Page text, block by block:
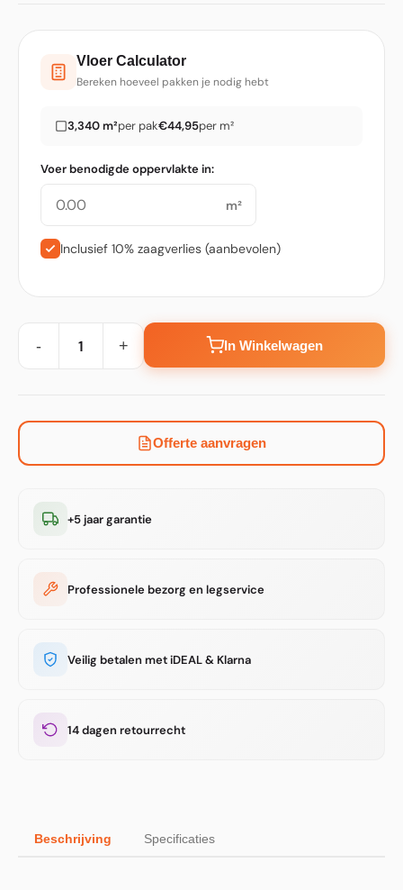
Vloer Calculator
Bereken hoeveel pakken je nodig hebt
3,340 m²per pak€44,95per m²
Voer benodigde oppervlakte in:
m²
Inclusief 10% zaagverlies (aanbevolen)
- + In Winkelwagen
Offerte aanvragen
+5 jaar garantie
Professionele bezorg en legservice
Veilig betalen met iDEAL & Klarna
14 dagen retourrecht
Beschrijving Specificaties